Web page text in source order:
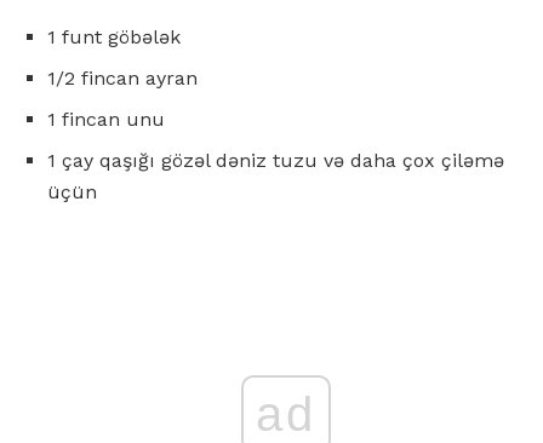
1 funt göbələk
1/2 fincan ayran
1 fincan unu
1 çay qaşığı gözəl dəniz tuzu və daha çox çiləmə
üçün
ad